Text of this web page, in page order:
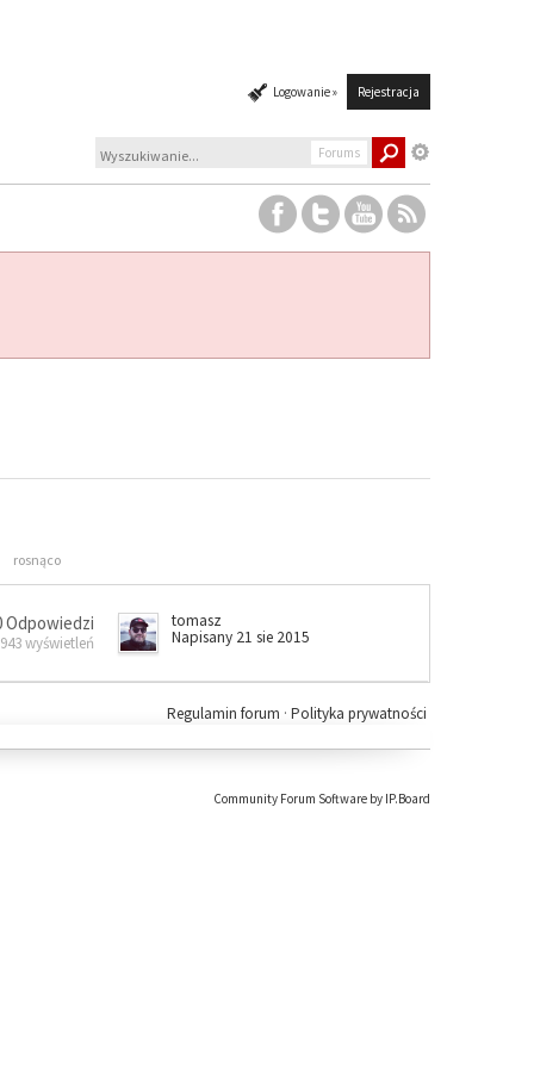
Logowanie » Rejestracja
Forums
rosnąco
Odpowiedzi
wyświetleń
tomasz
Napisany 21 sie 2015
Polityka prywatności
Regulamin forum ·
Community Forum Software by IP.Board